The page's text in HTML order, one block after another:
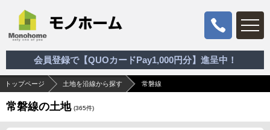
会員登録で【QUOカードPay1,000円分】進呈中！
トップページ 土地を沿線から探す 常磐線
常磐線の土地 (365件)